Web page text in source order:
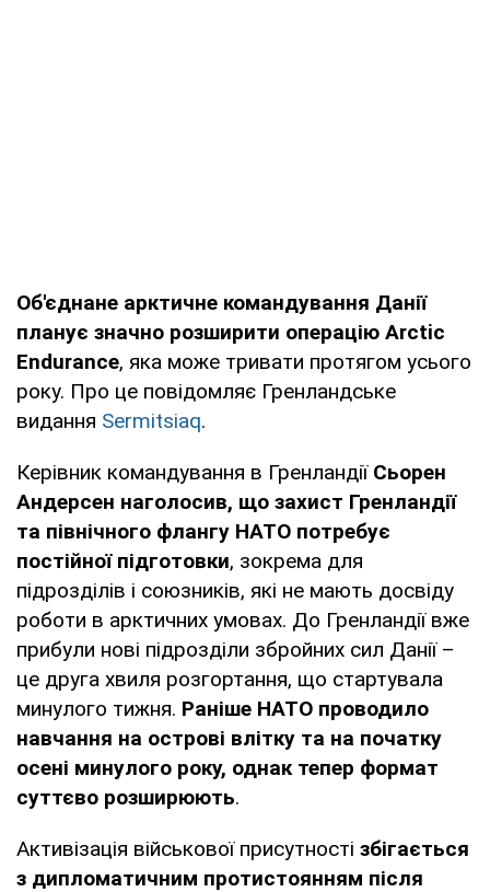
Об'єднане арктичне командування Данії
планує значно розширити операцію Arctic
Endurance, яка може тривати протягом усього
року. Про це повідомляє Гренландське
видання Sermitsiaq.
Керівник командування в Гренландії Сьорен
Андерсен наголосив, що захист Гренландії
та північного флангу НАТО потребує
постійної підготовки, зокрема для
підрозділів і союзників, які не мають досвіду
роботи в арктичних умовах. До Гренландії вже
прибули нові підрозділи збройних сил Данії –
це друга хвиля розгортання, що стартувала
минулого тижня. Раніше НАТО проводило
навчання на острові влітку та на початку
осені минулого року, однак тепер формат
суттєво розширюють.
Активізація військової присутності збігається
з дипломатичним протистоянням після